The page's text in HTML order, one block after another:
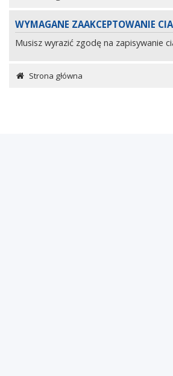
WYMAGANE ZAAKCEPTOWANIE
Musisz wyrazić zgodę na zapisywanie
Strona główna